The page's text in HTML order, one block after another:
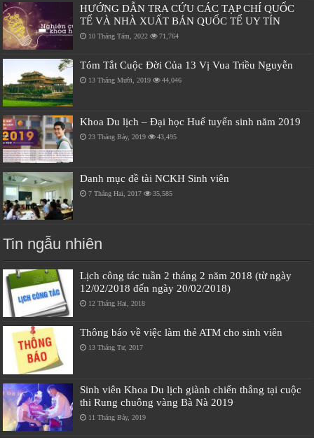
HƯỚNG DẪN TRA CỨU CÁC TẠP CHÍ QUỐC
TẾ VÀ NHÀ XUẤT BẢN QUỐC TẾ UY TÍN
10 Tháng Tám, 2022 71,764
Tóm Tắt Cuộc Đời Của 13 Vị Vua Triều Nguyễn
13 Tháng Mười, 2019 44,046
Khoa Du lịch – Đại học Huế tuyển sinh năm 2019
23 Tháng Bảy, 2019 43,495
Danh mục đề tài NCKH Sinh viên
7 Tháng Hai, 2017 35,585
Tin ngẫu nhiên
Lịch công tác tuần 2 tháng 2 năm 2018 (từ ngày
12/02/2018 đến ngày 20/02/2018)
12 Tháng Hai, 2018
Thông báo về việc làm thẻ ATM cho sinh viên
13 Tháng Tư, 2017
Sinh viên Khoa Du lịch giành chiến thắng tại cuộc
thi Rung chuông vàng Bà Nà 2019
11 Tháng Bảy, 2019